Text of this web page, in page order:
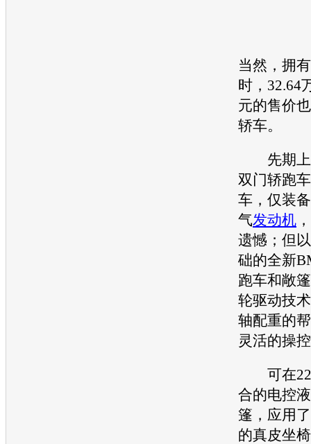
当然，拥有
时，32.64
元的售价
轿车。
先期上
双门轿跑车
车 ，仅装
气发动机
遗憾；但以
础的全新
跑车和敞
轮驱动技
轴配重的
灵活的操
可在22
合的电控
篷，应用了
的真皮坐